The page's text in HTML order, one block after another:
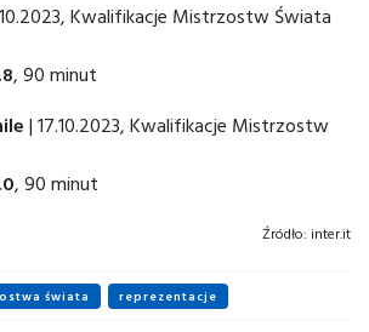
Kwalifikacje Mistrzostw Świata
, 90 minut
| 17.10.2023, Kwalifikacje Mistrzostw
, 90 minut
Źródło: inter.it
świata reprezentacje